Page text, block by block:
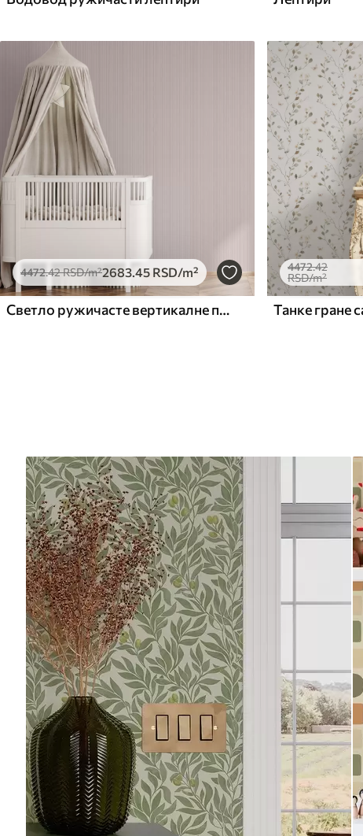
4472.42RSD/m²2683.45 RSD/m²
Светло ружичасте вертикалне пруге у нежном стилу
4472.42
RSD/m²